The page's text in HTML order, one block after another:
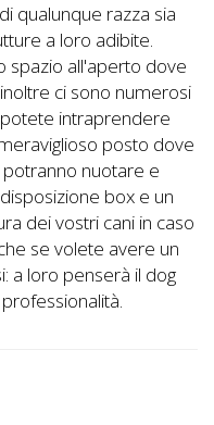
qualunque razza sia
a loro adibite.
spazio all'aperto dove
ci sono numerosi
intraprendere
posto dove
nuotare e
box e un
dei vostri cani in caso
se volete avere un
a loro penserà il dog